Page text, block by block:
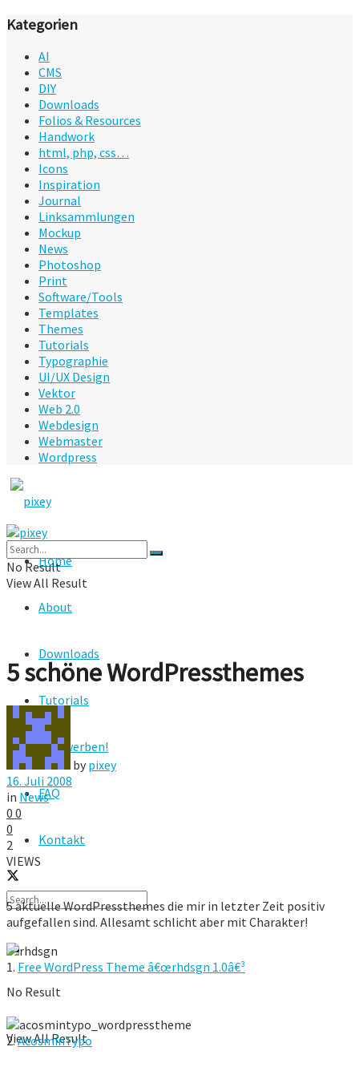
Kategorien
AI
CMS
DIY
Downloads
Folios & Resources
Handwork
html, php, css…
Icons
Inspiration
Journal
Linksammlungen
Mockup
News
Photoshop
Print
Software/Tools
Templates
Themes
Tutorials
Typographie
UI/UX Design
Vektor
Web 2.0
Webdesign
Webmaster
Wordpress
Home
About
Downloads
Tutorials
Hier werben!
FAQ
Kontakt
No Result
View All Result
No Result
View All Result
5 schöne WordPressthemes
by pixey
16. Juli 2008
in News
0 0
0
2
VIEWS
5 aktuelle WordPressthemes die mir in letzter Zeit positiv
aufgefallen sind. Allesamt schlicht aber mit Charakter!
1. Free WordPress Theme â€œrhdsgn 1.0â€³
2.AcosminTypo